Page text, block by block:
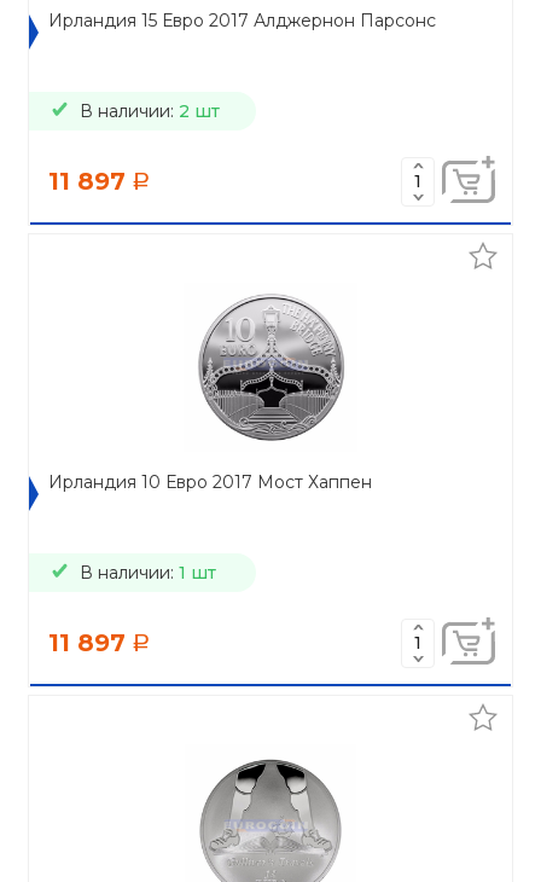
Ирландия 15 Евро 2017 Алджернон Парсонс
В наличии: 2 шт
11 897 a
Ирландия 10 Евро 2017 Мост Хаппен
В наличии: 1 шт
11 897 a